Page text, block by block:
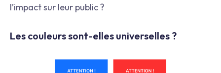
l’impact sur leur public ?
Les couleurs sont-elles universelles ?